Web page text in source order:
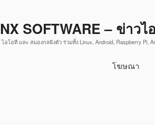
SOFTWARE – ข่าว
อโอที และ สมองกลฝังตัว ร่วมทั้ง Linux, Android, Raspberry Pi,
โฆษณา